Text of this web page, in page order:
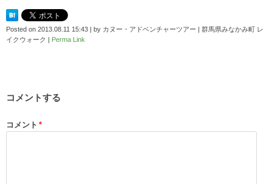
Posted on 2013.08.11 15:43 | by カヌー・アドベンチャーツアー | 群馬県みなかみ町 レ
イクウォーク | Perma Link
コメントする
コメント *